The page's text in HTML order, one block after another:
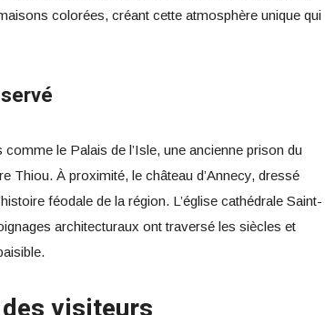
colorées, créant cette atmosphère unique qui
le Palais de l’Isle, une ancienne prison du
Thiou. À proximité, le château d’Annecy, dressé
féodale de la région. L’église cathédrale Saint-
architecturaux ont traversé les siècles et